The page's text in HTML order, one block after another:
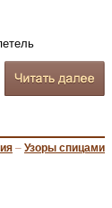
– Узоры спицами